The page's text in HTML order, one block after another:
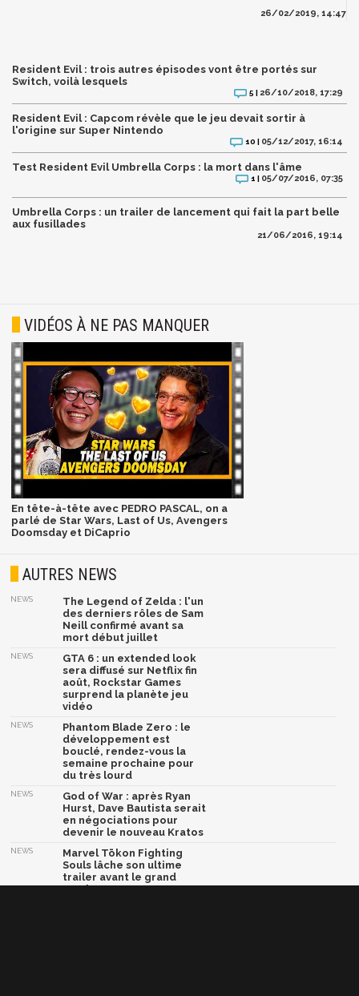
26/02/2019, 14:47
Resident Evil : trois autres épisodes vont être portés sur
Switch, voilà lesquels
5 | 26/10/2018, 17:29
Resident Evil : Capcom révèle que le jeu devait sortir à
l'origine sur Super Nintendo
10 | 05/12/2017, 16:14
Test Resident Evil Umbrella Corps : la mort dans l'âme
1 | 05/07/2016, 07:35
Umbrella Corps : un trailer de lancement qui fait la part belle
aux fusillades
21/06/2016, 19:14
VIDÉOS À NE PAS MANQUER
En tête-à-tête avec PEDRO PASCAL, on a
parlé de Star Wars, Last of Us, Avengers
Doomsday et DiCaprio
AUTRES NEWS
NEWS
The Legend of Zelda : l'un
des derniers rôles de Sam
Neill confirmé avant sa
mort début juillet
NEWS
GTA 6 : un extended look
sera diffusé sur Netflix fin
août, Rockstar Games
surprend la planète jeu
vidéo
NEWS
Phantom Blade Zero : le
développement est
bouclé, rendez-vous la
semaine prochaine pour
du très lourd
NEWS
God of War : après Ryan
Hurst, Dave Bautista serait
en négociations pour
devenir le nouveau Kratos
NEWS
Marvel Tōkon Fighting
Souls lâche son ultime
trailer avant le grand
combat